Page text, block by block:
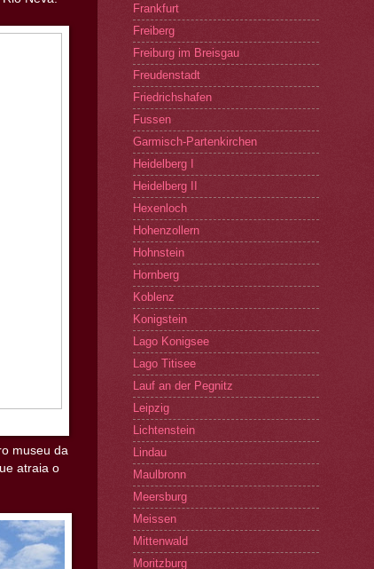
museu da
atraia o
Frankfurt
Freiberg
Freiburg im Breisgau
Freudenstadt
Friedrichshafen
Fussen
Garmisch-Partenkirchen
Heidelberg I
Heidelberg II
Hexenloch
Hohenzollern
Hohnstein
Hornberg
Koblenz
Konigstein
Lago Konigsee
Lago Titisee
Lauf an der Pegnitz
Leipzig
Lichtenstein
Lindau
Maulbronn
Meersburg
Meissen
Mittenwald
Moritzburg